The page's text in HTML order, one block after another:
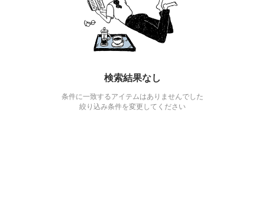
検索結果なし
条件に一致するアイテムはありませんでした
絞り込み条件を変更してください